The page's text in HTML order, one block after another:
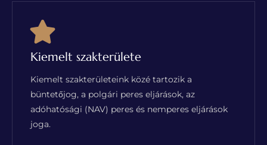
Kiemelt szakterülete
Kiemelt szakterületeink közé tartozik a
büntetőjog, a polgári peres eljárások, az
adóhatósági (NAV) peres és nemperes eljárások
joga.